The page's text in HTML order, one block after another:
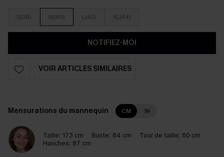
S(38) M(40) L(42) XL(44)
NOTIFIEZ-MOI
VOIR ARTICLES SIMILAIRES
Mensurations du mannequin CM IN
Taille: 173 cm Buste: 84 cm Tour de taille: 60 cm
Hanches: 87 cm